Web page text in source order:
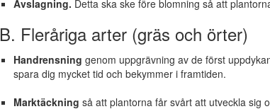
Avslagning. Detta ska ske före blomning så att
B. Fleråriga arter (gräs och örter)
Handrensning genom uppgrävning av de först
spara dig mycket tid och bekymmer i framtiden.
Marktäckning så att plantorna får svårt att utveckla sig